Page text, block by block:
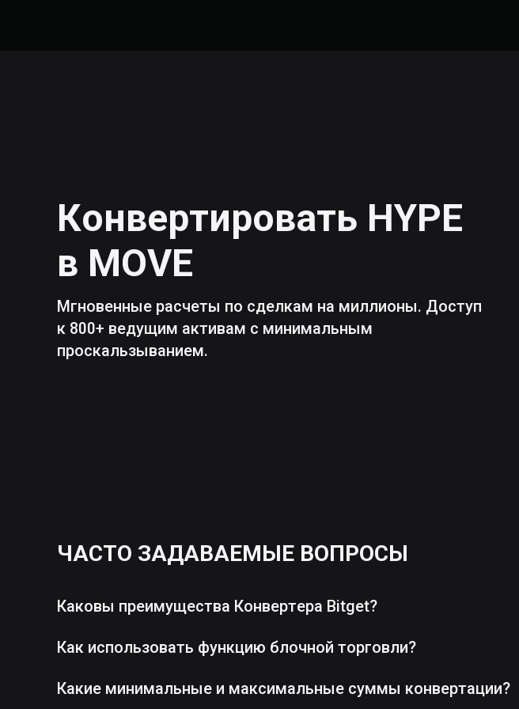
Конвертировать HYPE
в MOVE
Мгновенные расчеты по сделкам на миллионы. Доступ
к 800+ ведущим активам с минимальным
проскальзыванием.
ЧАСТО ЗАДАВАЕМЫЕ ВОПРОСЫ
Каковы преимущества Конвертера Bitget?
Как использовать функцию блочной торговли?
Какие минимальные и максимальные суммы конвертации?